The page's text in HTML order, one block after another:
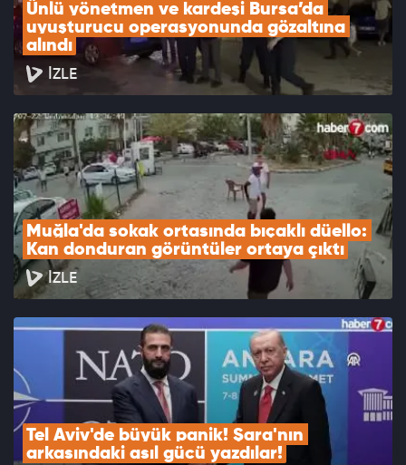
Ünlü yönetmen ve kardeşi Bursa’da
uyuşturucu operasyonunda gözaltına
alındı
İZLE
Muğla'da sokak ortasında bıçaklı düello:
Kan donduran görüntüler ortaya çıktı
İZLE
Tel Aviv'de büyük panik! Şara'nın
arkasındaki asıl gücü yazdılar!